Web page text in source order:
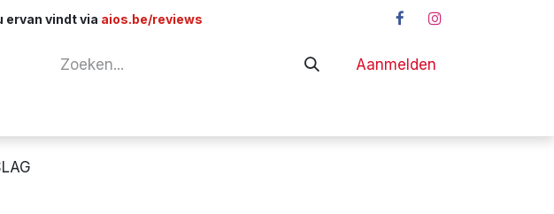
ervan vindt via aios.be/reviews
Aanmelden